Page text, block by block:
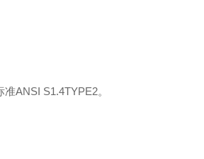
准ANSI S1.4TYPE2。